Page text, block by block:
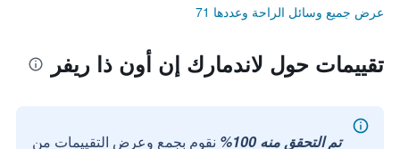
عرض جميع وسائل الراحة وعددها 71
تقييمات حول لاندمارك إن أون ذا ريفر
تم التحقق منه 100% نقوم بجمع وعرض التقييمات من